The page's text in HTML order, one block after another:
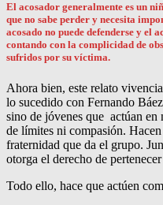
El acosador generalmente es un
que no sabe perder y necesita
acosado no puede defenderse y el
contando con la complicidad de
sufridos por su víctima.
Ahora bien, este relato
lo sucedido con Fernando
sino de jóvenes que actúan en
de límites ni compasión.
fraternidad que da el grupo.
otorga el derecho de
Todo ello, hace que actúen